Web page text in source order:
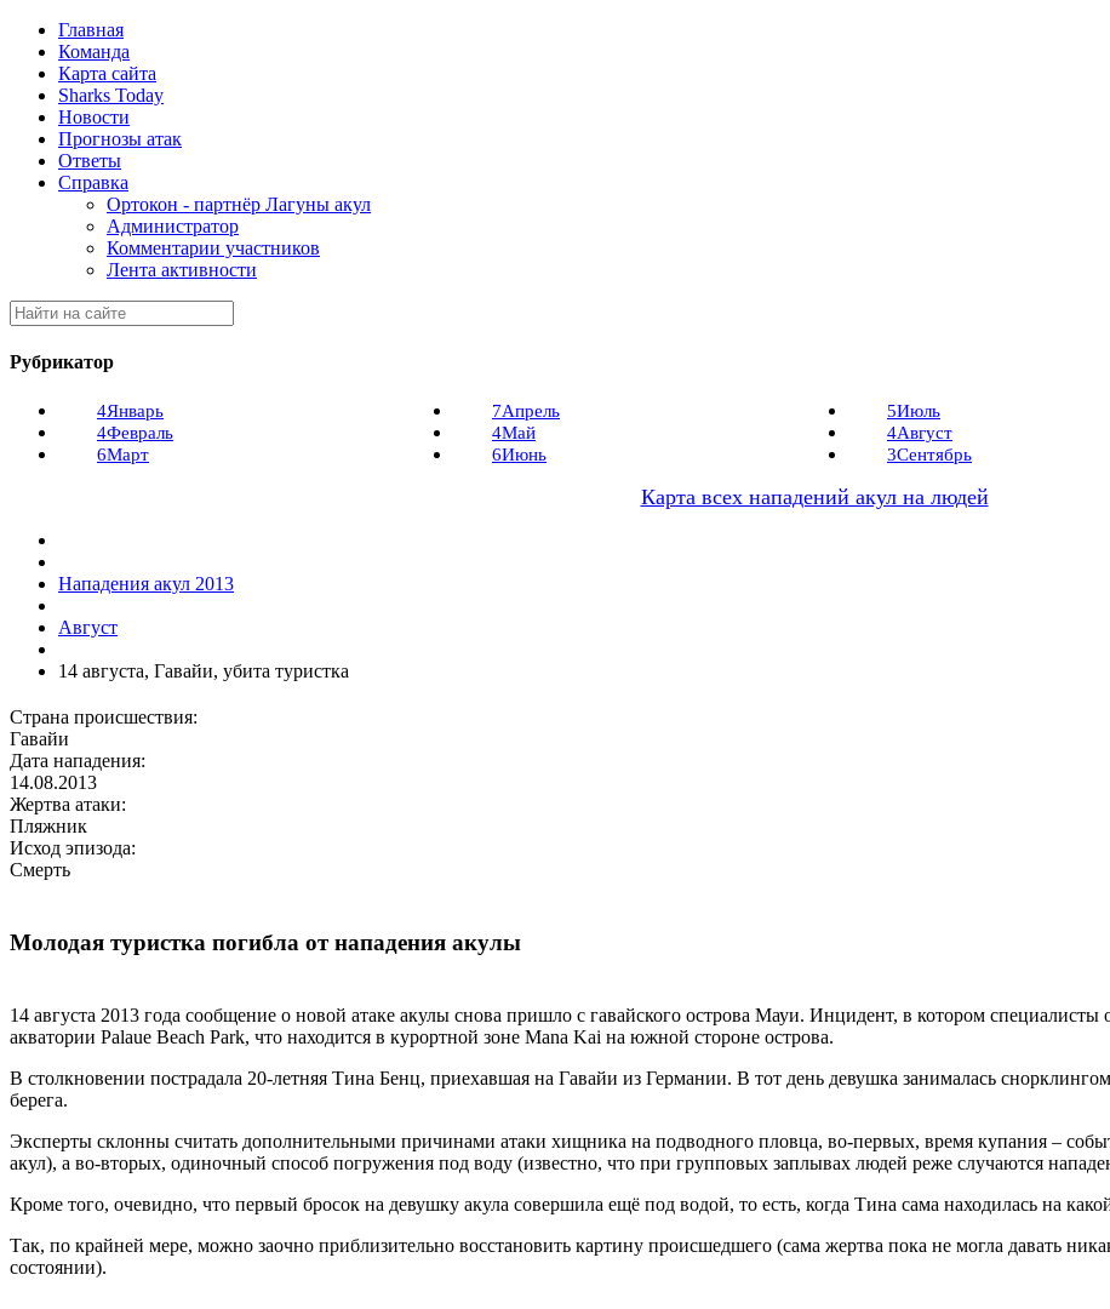
Главная
Команда
Карта сайта
Sharks Today
Новости
Прогнозы атак
Ответы
Справка
Ортокон - партнёр Лагуны акул
Администратор
Комментарии участников
Лента активности
Рубрикатор
4Январь
4Февраль
6Март
7Апрель
4Май
6Июнь
5Июль
4Август
3Сентябрь
Карта всех нападений акул на людей
Нападения акул 2013
Август
14 августа, Гавайи, убита туристка
Страна происшествия:
Гавайи
Дата нападения:
14.08.2013
Жертва атаки:
Пляжник
Исход эпизода:
Смерть
Молодая туристка погибла от нападения акулы
14 августа 2013 года сообщение о новой атаке акулы снова пришло с гавайского острова Мауи. Инцидент, в котором специалисты
акватории Palaue Beach Park, что находится в курортной зоне Mana Kai на южной стороне острова.
В столкновении пострадала 20-летняя Тина Бенц, приехавшая на Гавайи из Германии. В тот день девушка занималась
берега.
Эксперты склонны считать дополнительными причинами атаки хищника на подводного пловца, во-первых, время купания –
акул), а во-вторых, одиночный способ погружения под воду (известно, что при групповых заплывах людей реже случаются
Кроме того, очевидно, что первый бросок на девушку акула совершила ещё под водой, то есть, когда Тина сама находилась на
Так, по крайней мере, можно заочно приблизительно восстановить картину происшедшего (сама жертва пока не могла давать
состоянии).